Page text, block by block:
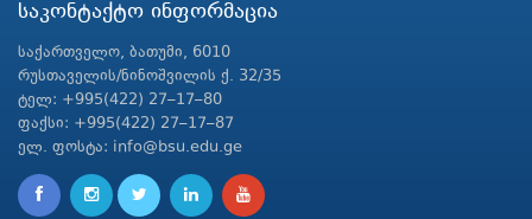
საკონტაქტო ინფორმაცია
საქართველო, ბათუმი, 6010
რუსთაველის/ნინოშვილის ქ. 32/35
ტელ: +995(422) 27–17–80
ფაქსი: +995(422) 27–17–87
ელ. ფოსტა: info@bsu.edu.ge